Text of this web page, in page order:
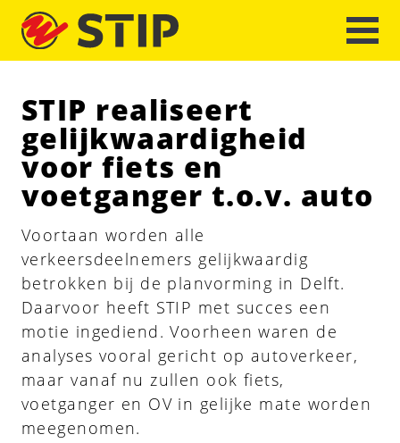
STIP realiseert
gelijkwaardigheid
voor fiets en
voetganger t.o.v. auto
Voortaan worden alle
verkeersdeelnemers gelijkwaardig
betrokken bij de planvorming in Delft.
Daarvoor heeft STIP met succes een
motie ingediend. Voorheen waren de
analyses vooral gericht op autoverkeer,
maar vanaf nu zullen ook fiets,
voetganger en OV in gelijke mate worden
meegenomen.